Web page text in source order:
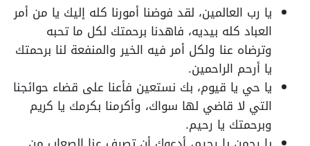
يا رب العالمين، لقد فوضنا أمورنا كله إليك يا من أمر
العباد كله بيديه، فاهدنا برحمتك لكل ما تحبه
وترضاه عنا ولكل أمر فيه الخير والمنفعة لنا برحمتك
يا أرحم الراحمين.
يا حي يا قيوم، بك نستعين فأعنا على قضاء حوائجنا
التي لا قاضي لها سواك، وأكرمنا بكرمك يا كريم
وبرحمتك يا رحيم.